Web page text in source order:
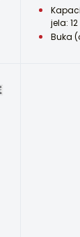
jela: 12
Buka